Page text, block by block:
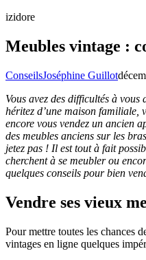
izidore
Meubles vintage :
ConseilsJoséphine Guillot
Vous avez des difficultés à
héritez d’une maison familiale,
encore vous vendez un ancien
des meubles anciens sur les
jetez pas ! Il est tout à fait
cherchent à se meubler ou
quelques conseils pour bien
Vendre ses vieux
Pour mettre toutes les chances
vintages en ligne quelques